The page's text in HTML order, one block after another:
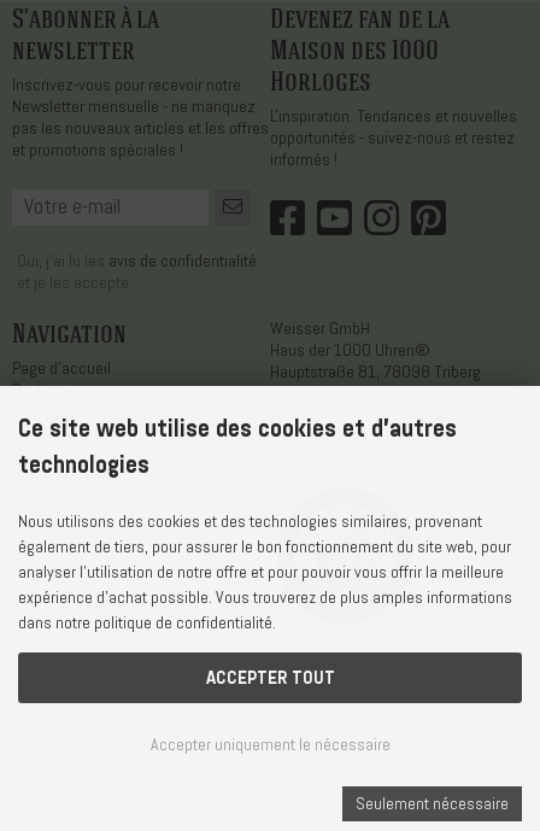
S'abonner à la
newsletter
Inscrivez-vous pour recevoir notre
Newsletter mensuelle - ne manquez
pas les nouveaux articles et les offres
et promotions spéciales !
Oui, j'ai lu les avis de confidentialité
et je les accepte.
Devenez fan de la
Maison des 1000
Horloges
L'inspiration. Tendances et nouvelles
opportunités - suivez-nous et restez
informés !
Navigation
Page d'accueil
Boutique
Service après-vente
Contact
Déclaration relative à l'accessibilité
Weisser GmbH
Haus der 1000 Uhren®
Hauptstraße 81, 78098 Triberg
Téléphone
+49 7722 / 9630-0
WhatsApp +49 7722 / 9630-0
CGV et droit de rétractation
Paramètres des cookies
Ce site web utilise des cookies et d'autres
technologies
Nous utilisons des cookies et des technologies similaires, provenant
également de tiers, pour assurer le bon fonctionnement du site web, pour
analyser l'utilisation de notre offre et pour pouvoir vous offrir la meilleure
expérience d'achat possible. Vous trouverez de plus amples informations
dans notre politique de confidentialité.
ACCEPTER TOUT
Accepter uniquement le nécessaire
Seulement nécessaire